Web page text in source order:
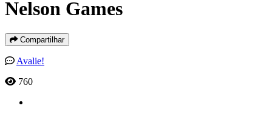
Nelson Games
Compartilhar
Avalie!
760